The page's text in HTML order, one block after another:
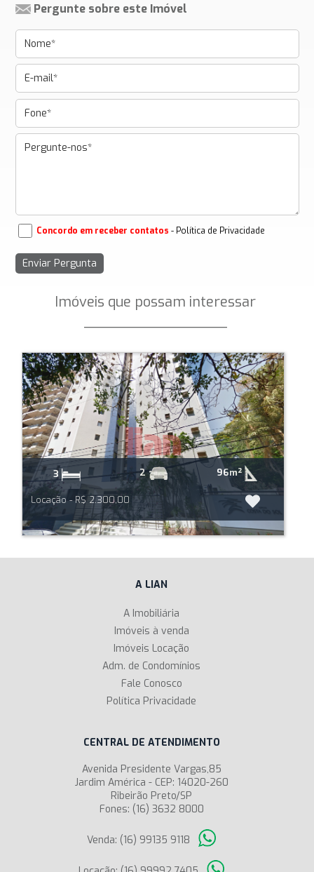
Pergunte sobre este Imóvel
Concordo em receber contatos - Política de Privacidade
Imóveis que possam interessar
3 2 96m²
Locação - R$ 2.300,00
A LIAN
A Imobiliária
Imóveis à venda
Imóveis Locação
Adm. de Condomínios
Fale Conosco
Política Privacidade
CENTRAL DE ATENDIMENTO
Avenida Presidente Vargas,85
Jardim América - CEP: 14020-260
Ribeirão Preto/SP
Fones: (16) 3632 8000
Venda: (16) 99135 9118